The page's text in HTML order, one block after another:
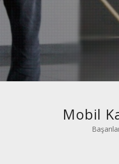
Mobil